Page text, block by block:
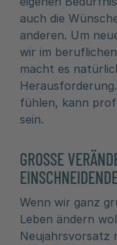
auch die
anderen. Um
wir im
macht es
fühlen, kann
sein.
GROSSE
Wenn wir ganz
Leben ändern
Neujahrsvorsatz